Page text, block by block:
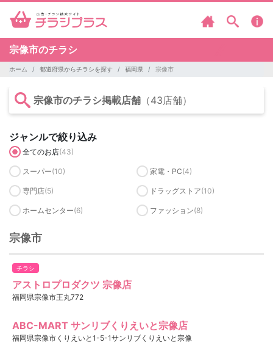
宗像市のチラシ
ホーム 都道府県からチラシを探す 福岡県 宗像市
宗像市のチラシ掲載店舗 （43店舗）
ジャンルで絞り込み
全てのお店(43)
スーパー(10) 家電・PC(4)
専門店(5) ドラッグストア(10)
ホームセンター(6) ファッション(8)
宗像市
チラシ
アストロプロダクツ 宗像店
福岡県宗像市王丸772
ABC-MART サンリブくりえいと宗像店
福岡県宗像市くりえいと1-5-1サンリブくりえいと宗像